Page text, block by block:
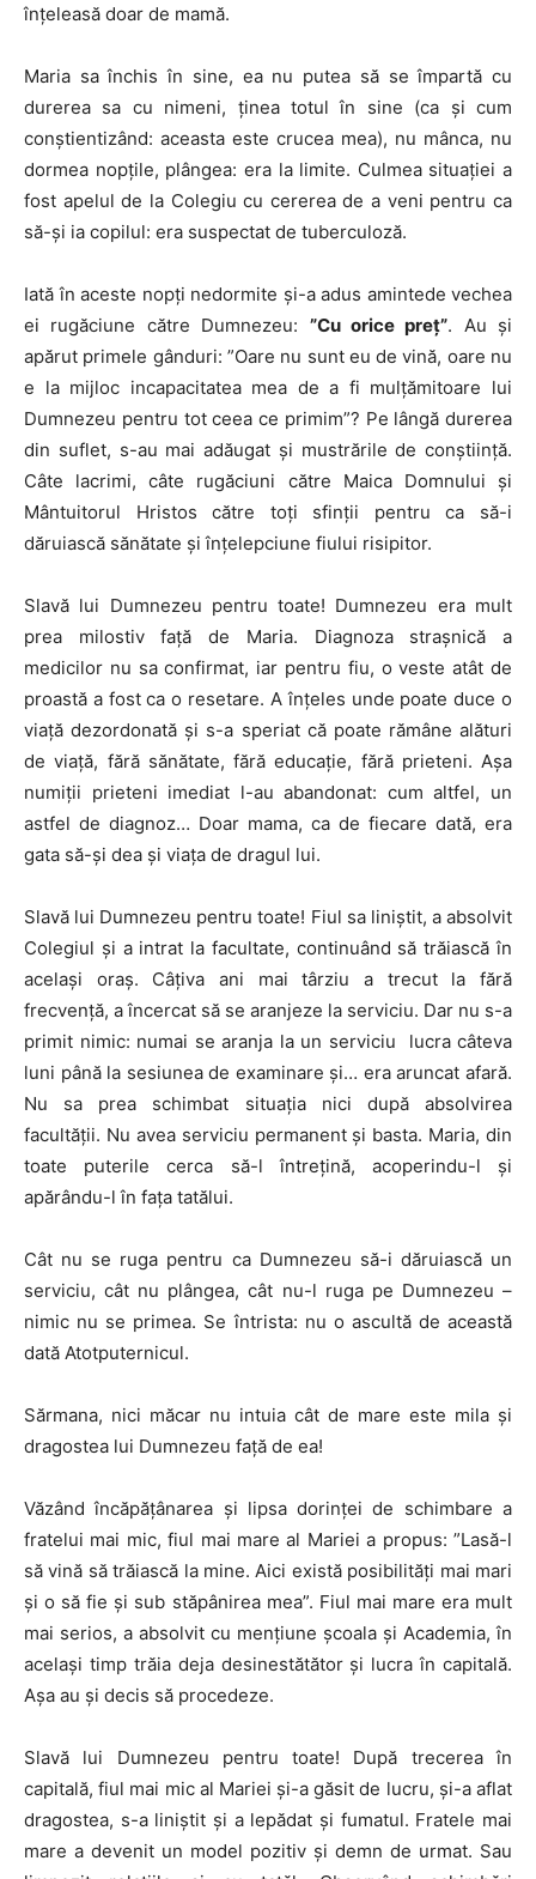
înțeleasă doar de mamă.
Maria sa închis în sine, ea nu putea să se împartă cu
durerea sa cu nimeni, ținea totul în sine (ca și cum
conștientizând: aceasta este crucea mea), nu mânca, nu
dormea nopțile, plângea: era la limite. Culmea situației a
fost apelul de la Colegiu cu cererea de a veni pentru ca
să-și ia copilul: era suspectat de tuberculoză.
Iată în aceste nopți nedormite și-a adus amintede vechea
ei rugăciune către Dumnezeu: ”Cu orice preț”. Au și
apărut primele gânduri: ”Oare nu sunt eu de vină, oare nu
e la mijloc incapacitatea mea de a fi mulțămitoare lui
Dumnezeu pentru tot ceea ce primim”? Pe lângă durerea
din suflet, s-au mai adăugat și mustrările de conștiință.
Câte lacrimi, câte rugăciuni către Maica Domnului și
Mântuitorul Hristos către toți sfinții pentru ca să-i
dăruiască sănătate și înțelepciune fiului risipitor.
Slavă lui Dumnezeu pentru toate! Dumnezeu era mult
prea milostiv față de Maria. Diagnoza strașnică a
medicilor nu sa confirmat, iar pentru fiu, o veste atât de
proastă a fost ca o resetare. A înțeles unde poate duce o
viață dezordonată și s-a speriat că poate rămâne alături
de viață, fără sănătate, fără educație, fără prieteni. Așa
numiții prieteni imediat l-au abandonat: cum altfel, un
astfel de diagnoz… Doar mama, ca de fiecare dată, era
gata să-și dea și viața de dragul lui.
Slavă lui Dumnezeu pentru toate! Fiul sa liniștit, a absolvit
Colegiul și a intrat la facultate, continuând să trăiască în
același oraș. Câțiva ani mai târziu a trecut la fără
frecvență, a încercat să se aranjeze la serviciu. Dar nu s-a
primit nimic: numai se aranja la un serviciu lucra câteva
luni până la sesiunea de examinare și… era aruncat afară.
Nu sa prea schimbat situația nici după absolvirea
facultății. Nu avea serviciu permanent și basta. Maria, din
toate puterile cerca să-l întrețină, acoperindu-l și
apărându-l în fața tatălui.
Cât nu se ruga pentru ca Dumnezeu să-i dăruiască un
serviciu, cât nu plângea, cât nu-l ruga pe Dumnezeu –
nimic nu se primea. Se întrista: nu o ascultă de această
dată Atotputernicul.
Sărmana, nici măcar nu intuia cât de mare este mila și
dragostea lui Dumnezeu față de ea!
Văzând încăpățânarea și lipsa dorinței de schimbare a
fratelui mai mic, fiul mai mare al Mariei a propus: ”Lasă-l
să vină să trăiască la mine. Aici există posibilități mai mari
și o să fie și sub stăpânirea mea”. Fiul mai mare era mult
mai serios, a absolvit cu mențiune școala și Academia, în
același timp trăia deja desinestătător și lucra în capitală.
Așa au și decis să procedeze.
Slavă lui Dumnezeu pentru toate! După trecerea în
capitală, fiul mai mic al Mariei și-a găsit de lucru, și-a aflat
dragostea, s-a liniștit și a lepădat și fumatul. Fratele mai
mare a devenit un model pozitiv și demn de urmat. Sau